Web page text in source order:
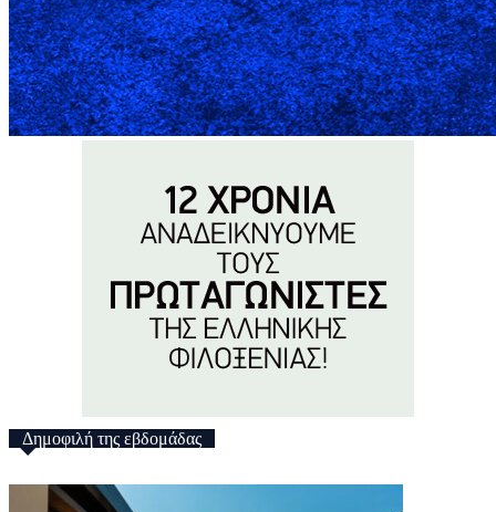
Δημοφιλή της εβδομάδας